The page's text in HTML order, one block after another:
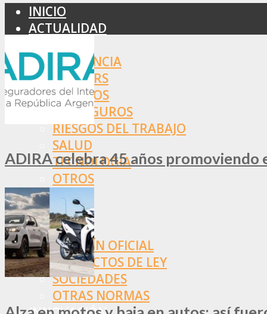
INICIO
ACTUALIDAD
ASISTENCIA
BROKERS
SEGUROS
REASEGUROS
RIESGOS DEL TRABAJO
SALUD
TECNOLOGÍA
OTROS
NORMAS
SSN
SRT
BOLETÍN OFICIAL
PROYECTOS DE LEY
SOCIEDADES
OTRAS NORMAS
ADIRA celebra 45 años